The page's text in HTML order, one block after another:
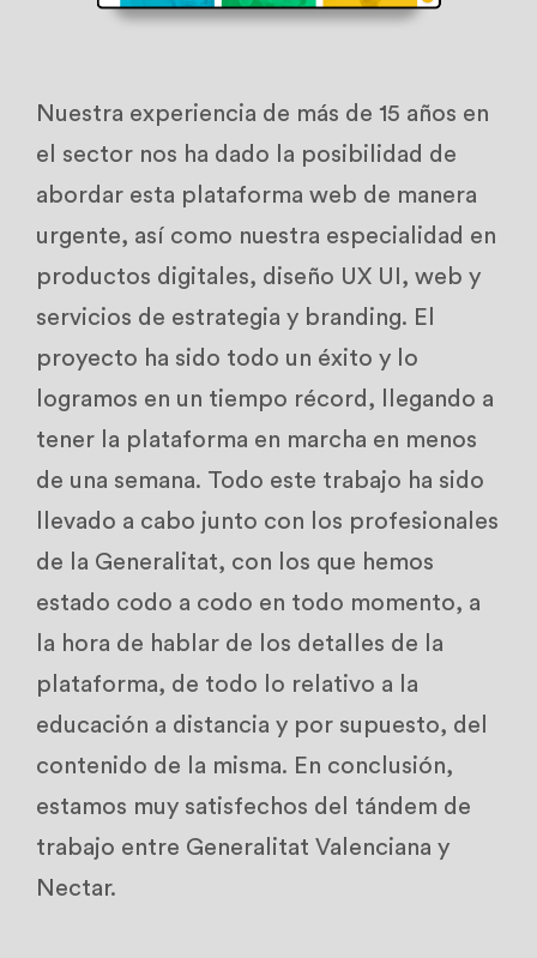
Nuestra experiencia de más de 15 años en
el sector nos ha dado la posibilidad de
abordar esta plataforma web de manera
urgente, así como nuestra especialidad en
productos digitales, diseño UX UI, web y
servicios de estrategia y branding. El
proyecto ha sido todo un éxito y lo
logramos en un tiempo récord, llegando a
tener la plataforma en marcha en menos
de una semana. Todo este trabajo ha sido
llevado a cabo junto con los profesionales
de la Generalitat, con los que hemos
estado codo a codo en todo momento, a
la hora de hablar de los detalles de la
plataforma, de todo lo relativo a la
educación a distancia y por supuesto, del
contenido de la misma. En conclusión,
estamos muy satisfechos del tándem de
trabajo entre Generalitat Valenciana y
Nectar.